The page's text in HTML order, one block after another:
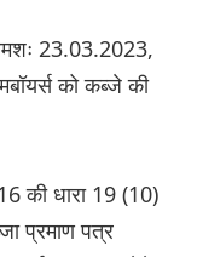
23.03.2023,
को कब्जे की
की धारा 19 (10)
प्रमाण पत्र